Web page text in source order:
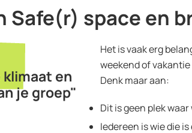
Safe(r) space en
klimaat en
je groep"
Het is vaak erg
weekend of
Denk maar aan:
Dit is geen plek
Iedereen is wie die